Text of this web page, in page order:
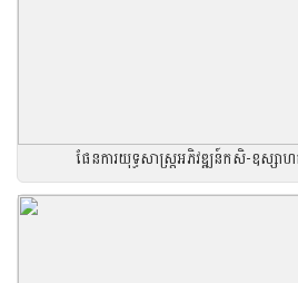
ផែនការយុទ្ធសាស្រ្តអភិវឌ្ឍន៍កសិ-ឧស្សា